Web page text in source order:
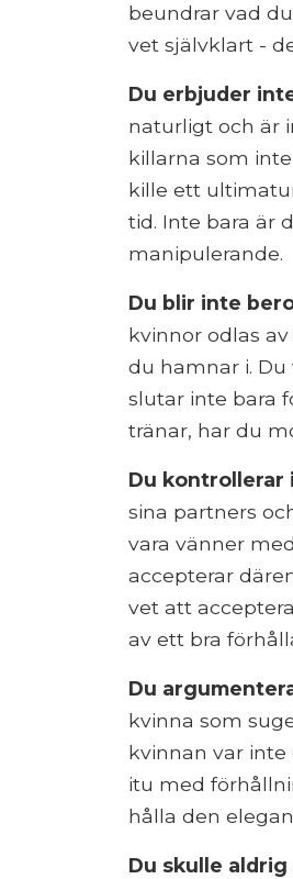
beundrar vad
vet självklart -
Du erbjuder
naturligt och är
killarna som
kille ett
tid. Inte bara är
manipulerande.
Du blir inte
kvinnor odlas
du hamnar i.
slutar inte bara
tränar, har du
Du kontrollerar
sina partners
vara vänner
accepterar
vet att
av ett bra
Du
kvinna som
kvinnan var
itu med
hålla den
Du skulle